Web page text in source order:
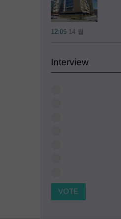
12:05 14 월
Interview
VOTE